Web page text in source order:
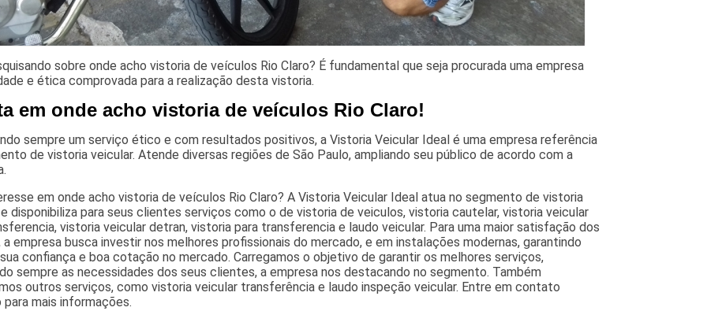
sobre onde acho vistoria de veículos Rio Claro? É fundamental que seja procurada uma empresa
e ética comprovada para a realização desta vistoria.
em onde acho vistoria de veículos Rio Claro!
sempre um serviço ético e com resultados positivos, a Vistoria Veicular Ideal é uma empresa referência
de vistoria veicular. Atende diversas regiões de São Paulo, ampliando seu público de acordo com a
em onde acho vistoria de veículos Rio Claro? A Vistoria Veicular Ideal atua no segmento de vistoria
disponibiliza para seus clientes serviços como o de vistoria de veiculos, vistoria cautelar, vistoria veicular
vistoria veicular detran, vistoria para transferencia e laudo veicular. Para uma maior satisfação dos
empresa busca investir nos melhores profissionais do mercado, e em instalações modernas, garantindo
confiança e boa cotação no mercado. Carregamos o objetivo de garantir os melhores serviços,
sempre as necessidades dos seus clientes, a empresa nos destacando no segmento. Também
outros serviços, como vistoria veicular transferência e laudo inspeção veicular. Entre em contato
mais informações.